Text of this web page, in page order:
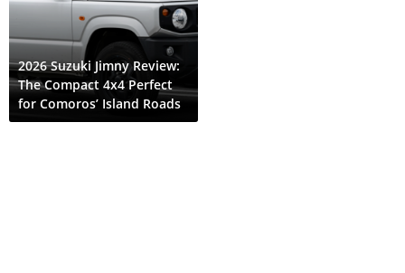
2026 Suzuki Jimny Review:
The Compact 4x4 Perfect
for Comoros’ Island Roads